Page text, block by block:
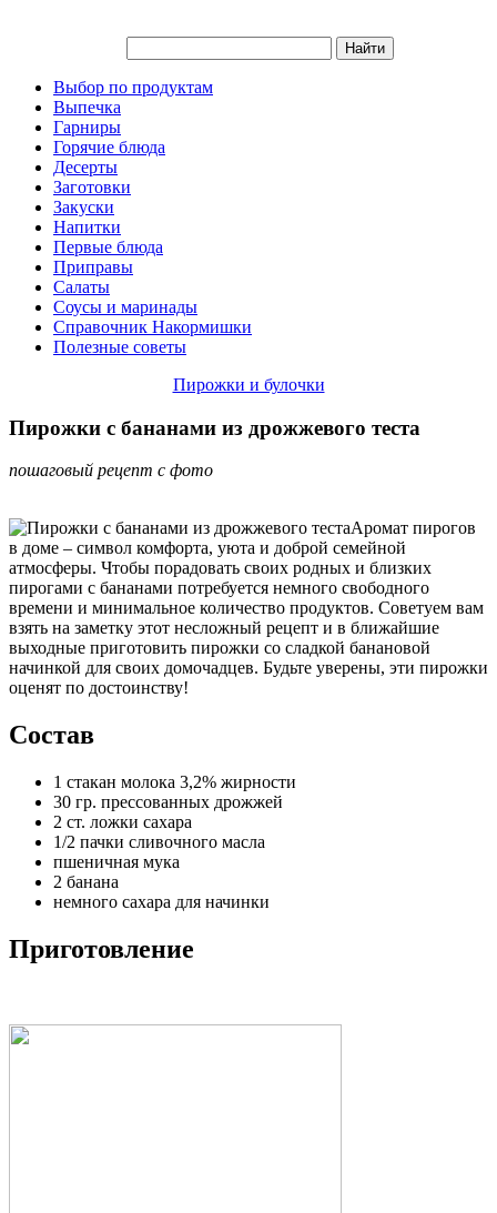
Выбор по продуктам
Выпечка
Гарниры
Горячие блюда
Десерты
Заготовки
Закуски
Напитки
Первые блюда
Приправы
Салаты
Соусы и маринады
Справочник Накормишки
Полезные советы
Пирожки и булочки
Пирожки с бананами из дрожжевого теста
пошаговый рецепт с фото
Аромат пирогов
в доме – символ комфорта, уюта и доброй семейной
атмосферы. Чтобы порадовать своих родных и близких
пирогами с бананами потребуется немного свободного
времени и минимальное количество продуктов. Советуем вам
взять на заметку этот несложный рецепт и в ближайшие
выходные приготовить пирожки со сладкой банановой
начинкой для своих домочадцев. Будьте уверены, эти пирожки
оценят по достоинству!
Состав
1 стакан молока 3,2% жирности
30 гр. прессованных дрожжей
2 ст. ложки сахара
1/2 пачки сливочного масла
пшеничная мука
2 банана
немного сахара для начинки
Приготовление